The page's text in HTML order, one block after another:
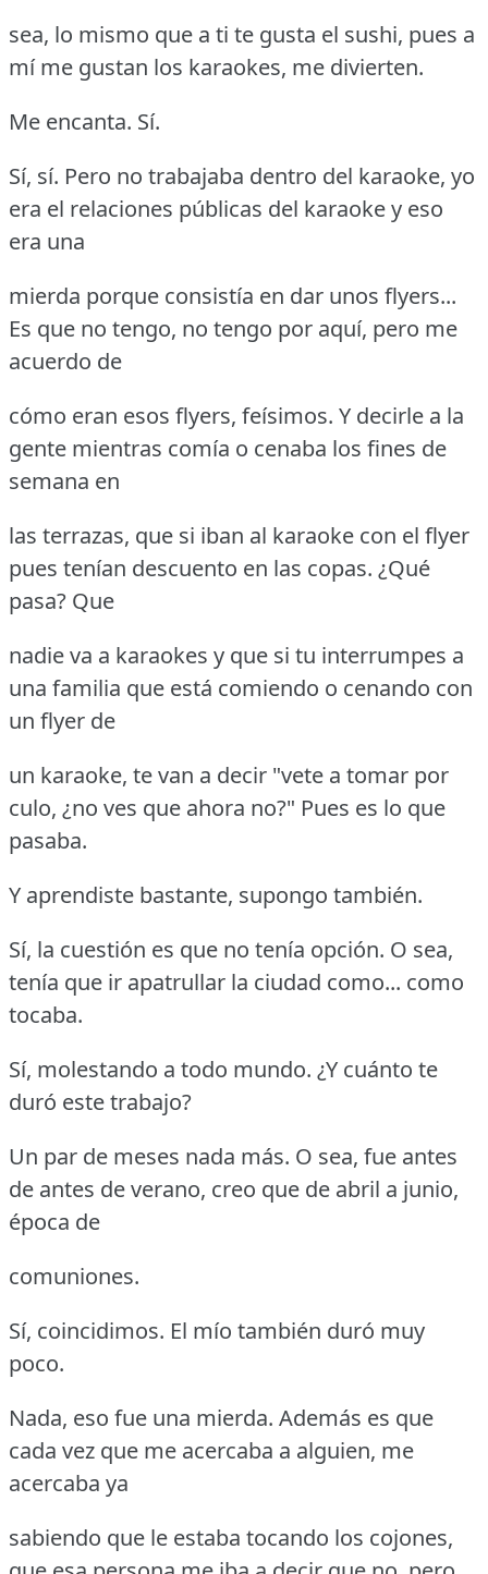
sea, lo mismo que a ti te gusta el sushi, pues a
mí me gustan los karaokes, me divierten.
Me encanta. Sí.
Sí, sí. Pero no trabajaba dentro del karaoke, yo
era el relaciones públicas del karaoke y eso
era una
mierda porque consistía en dar unos flyers...
Es que no tengo, no tengo por aquí, pero me
acuerdo de
cómo eran esos flyers, feísimos. Y decirle a la
gente mientras comía o cenaba los fines de
semana en
las terrazas, que si iban al karaoke con el flyer
pues tenían descuento en las copas. ¿Qué
pasa? Que
nadie va a karaokes y que si tu interrumpes a
una familia que está comiendo o cenando con
un flyer de
un karaoke, te van a decir "vete a tomar por
culo, ¿no ves que ahora no?" Pues es lo que
pasaba.
Y aprendiste bastante, supongo también.
Sí, la cuestión es que no tenía opción. O sea,
tenía que ir apatrullar la ciudad como... como
tocaba.
Sí, molestando a todo mundo. ¿Y cuánto te
duró este trabajo?
Un par de meses nada más. O sea, fue antes
de antes de verano, creo que de abril a junio,
época de
comuniones.
Sí, coincidimos. El mío también duró muy
poco.
Nada, eso fue una mierda. Además es que
cada vez que me acercaba a alguien, me
acercaba ya
sabiendo que le estaba tocando los cojones,